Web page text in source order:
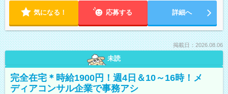
気になる！ 応募する 詳細へ
掲載日：2026.08.06
未読
完全在宅＊時給1900円！週4日＆10～16時！メ
ディアコンサル企業で事務アシ